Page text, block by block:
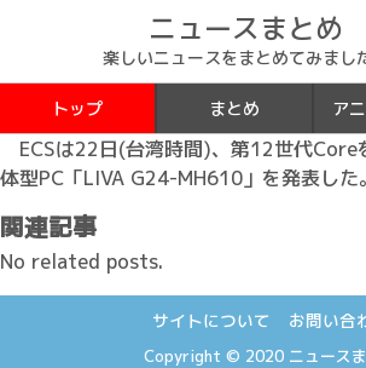
ニュースまとめ
楽しいニュースをまとめてみまし
トップ まとめ ア
ECSは22日(台湾時間)、第12世代Core
体型PC「LIVA G24-MH610」を発表した。
関連記事
No related posts.
サイトについて お問い合
Copyright © 2020 ニュース